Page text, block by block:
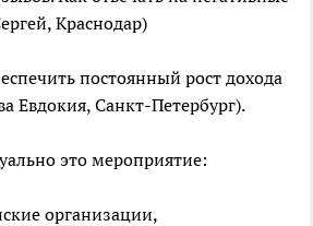
Краснодар)
постоянный рост дохода
Евдокия, Санкт-Петербург).
это мероприятие:
организации,